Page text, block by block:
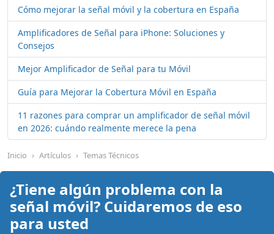
Cómo mejorar la señal móvil y la cobertura en España
Amplificadores de Señal para iPhone: Soluciones y
Consejos
Mejor Amplificador de Señal para tu Móvil
Guía para Mejorar la Cobertura Móvil en España
11 razones para comprar un amplificador de señal móvil
en 2026: cuándo realmente merece la pena
Inicio Artículos Temas Técnicos
¿Tiene algún problema con la
señal móvil? Cuidaremos de eso
para usted